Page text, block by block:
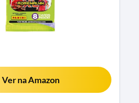
Ver na Amazon